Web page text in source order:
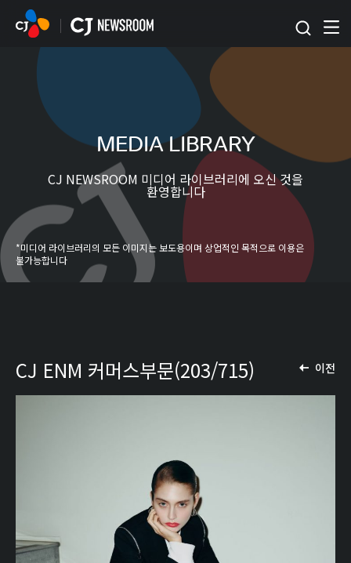
본문 바로가기
MEDIA LIBRARY
CJ NEWSROOM 미디어 라이브러리에 오신 것을
환영합니다
*미디어 라이브러리의 모든 이미지는 보도용이며 상업적인 목적으로 이용은
불가능합니다
이전
CJ ENM 커머스부문(203/715)